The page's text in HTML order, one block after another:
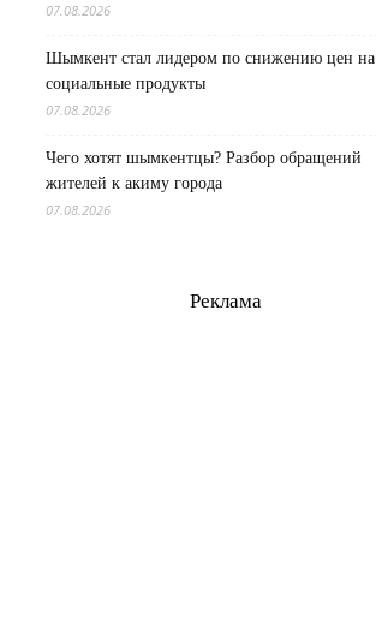
07.08.2026
Шымкент стал лидером по снижению цен на
социальные продукты
07.08.2026
Чего хотят шымкентцы? Разбор обращений
жителей к акиму города
07.08.2026
Реклама